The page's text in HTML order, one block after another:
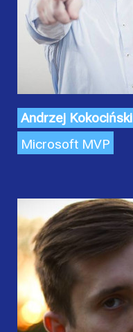
Andrzej Kokociński
Microsoft MVP